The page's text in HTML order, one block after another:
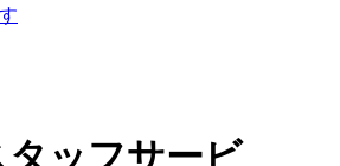
ッフサービ